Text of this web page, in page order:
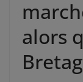
alors